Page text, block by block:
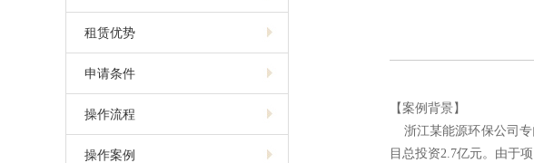
租赁优势
申请条件
操作流程
操作案例
【案例背景】
浙江某能源环保公司专
目总投资2.7亿元。由于